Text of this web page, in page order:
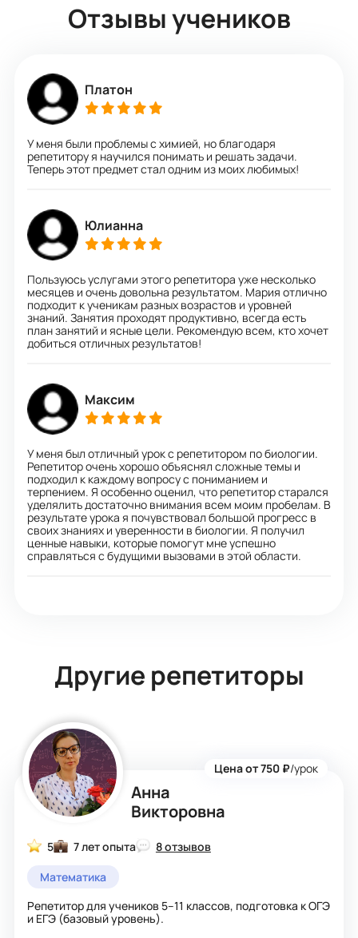
Отзывы учеников
Платон
У меня были проблемы с химией, но благодаря
репетитору я научился понимать и решать задачи.
Теперь этот предмет стал одним из моих любимых!
Юлианна
Пользуюсь услугами этого репетитора уже несколько
месяцев и очень довольна результатом. Мария отлично
подходит к ученикам разных возрастов и уровней
знаний. Занятия проходят продуктивно, всегда есть
план занятий и ясные цели. Рекомендую всем, кто хочет
добиться отличных результатов!
Максим
У меня был отличный урок с репетитором по биологии.
Репетитор очень хорошо объяснял сложные темы и
подходил к каждому вопросу с пониманием и
терпением. Я особенно оценил, что репетитор старался
уделялить достаточно внимания всем моим пробелам. В
результате урока я почувствовал большой прогресс в
своих знаниях и уверенности в биологии. Я получил
ценные навыки, которые помогут мне успешно
справляться с будущими вызовами в этой области.
Другие репетиторы
Анна
Викторовна
Цена от 750 ₽/урок
5 7 лет опыта
8 отзывов
Математика
Репетитор для учеников 5–11 классов, подготовка к ОГЭ
и ЕГЭ (базовый уровень).